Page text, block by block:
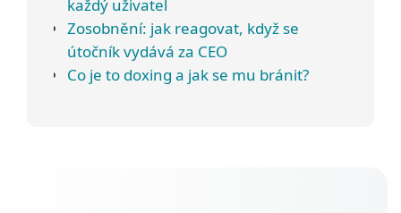
každý uživatel
Zosobnění: jak reagovat, když se
útočník vydává za CEO
Co je to doxing a jak se mu bránit?